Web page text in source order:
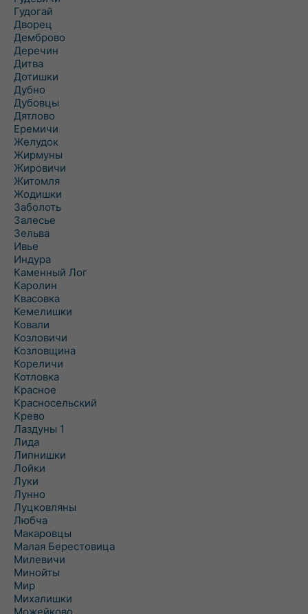
Гудогай
Дворец
Демброво
Деречин
Дитва
Дотишки
Дубно
Дубовцы
Дятлово
Еремичи
Желудок
Жирмуны
Жировичи
Житомля
Жодишки
Заболоть
Залесье
Зельва
Ивье
Индура
Каменный Лог
Каролин
Квасовка
Кемелишки
Ковали
Козловичи
Козловщина
Кореличи
Котловка
Красное
Красносельский
Крево
Лаздуны 1
Лида
Липнишки
Лойки
Луки
Лунно
Луцковляны
Любча
Макаровцы
Малая Берестовица
Милевичи
Минойты
Мир
Михалишки